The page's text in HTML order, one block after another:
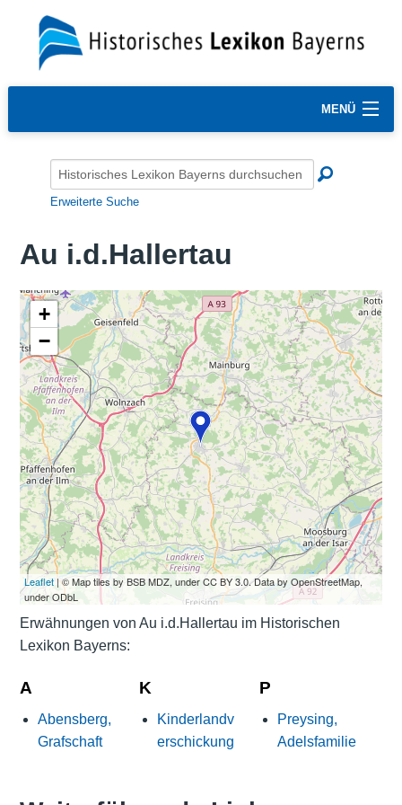
MENÜ
Erweiterte Suche
Au i.d.Hallertau
+
−
Leaflet| © Map tiles by BSB MDZ, under CC BY 3.0. Data by OpenStreetMap,
under ODbL
Erwähnungen von Au i.d.Hallertau im Historischen
Lexikon Bayerns:
A
Abensberg,
Grafschaft
K
Kinderlandv
erschickung
P
Preysing,
Adelsfamilie